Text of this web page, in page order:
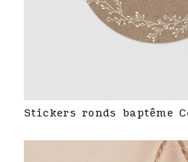
Stickers ronds baptême